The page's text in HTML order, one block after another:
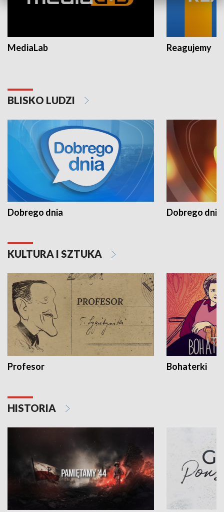
MediaLab Reagujemy
BLISKO LUDZI
Dobrego dnia Dobrego dnia
KULTURA I SZTUKA
Profesor Bohaterki
HISTORIA